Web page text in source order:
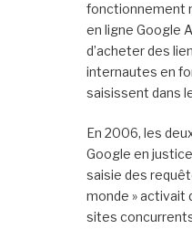
fonctionnement
en ligne Google
d’acheter des
internautes en
saisissent dans
En 2006, les
Google en
saisie des
monde » activait
sites